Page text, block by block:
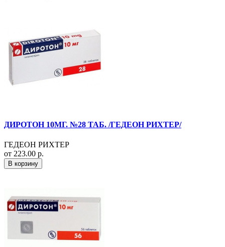
ДИРОТОН 10МГ. №28 ТАБ. /ГЕДЕОН РИХТЕР/
ГЕДЕОН РИХТЕР
от 223.00 р.
В корзину